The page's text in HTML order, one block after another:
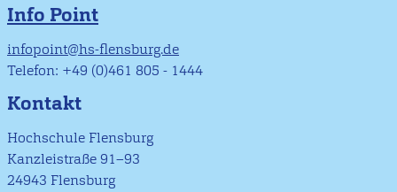
Info Point
infopoint@hs-flensburg.de
Telefon: +49 (0)461 805 - 1444
Kontakt
Hochschule Flensburg
Kanzleistraße 91–93
24943 Flensburg